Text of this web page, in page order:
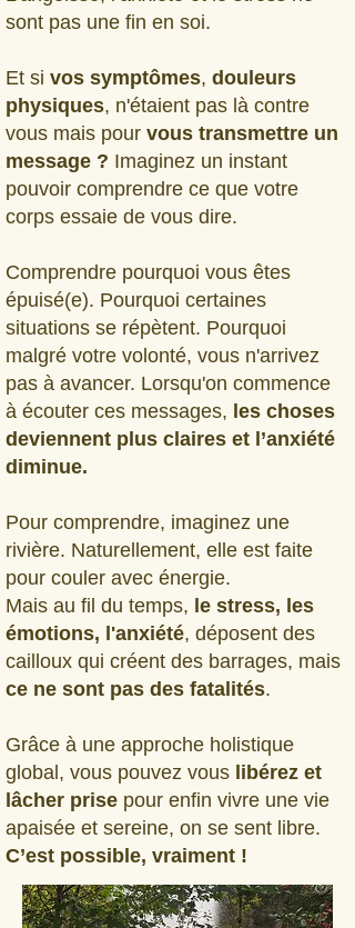
sont pas une fin en soi.
Et si vos symptômes, douleurs
physiques, n'étaient pas là contre
vous mais pour vous transmettre un
message ? Imaginez un instant
pouvoir comprendre ce que votre
corps essaie de vous dire.
Comprendre pourquoi vous êtes
épuisé(e). Pourquoi certaines
situations se répètent. Pourquoi
malgré votre volonté, vous n'arrivez
pas à avancer. Lorsqu'on commence
à écouter ces messages, les choses
deviennent plus claires et l’anxiété
diminue.
Pour comprendre, imaginez une
rivière. Naturellement, elle est faite
pour couler avec énergie.
Mais au fil du temps, le stress, les
émotions, l'anxiété, déposent des
cailloux qui créent des barrages, mais
ce ne sont pas des fatalités.
Grâce à une approche holistique
global, vous pouvez vous libérez et
lâcher prise pour enfin vivre une vie
apaisée et sereine, on se sent libre.
C’est possible, vraiment !